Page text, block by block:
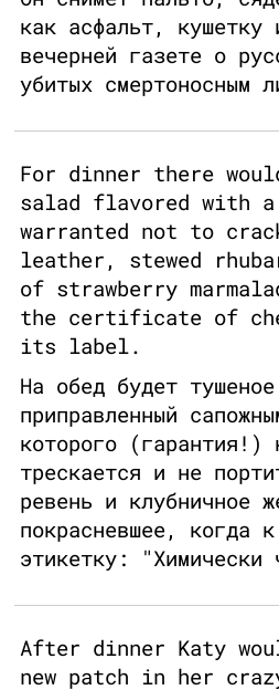
как асфальт, кушетку
вечерней газете о
убитых смертоносным
For dinner there
salad flavored with a
warranted not to
leather, stewed
of strawberry
the certificate of
its label.
На обед будет
приправленный
которого (гарантия!)
трескается и не
ревень и клубничное
покрасневшее, когда
этикетку: "Химически
After dinner Katy
new patch in her